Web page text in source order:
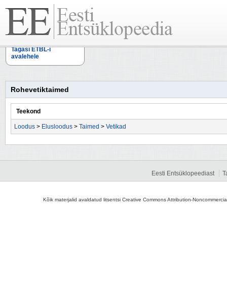
Tagasi ETBL-i
avalehele
Rohevetiktaimed
Teekond
Loodus > Elusloodus > Taimed > Vetikad
Eesti Entsüklopeediast
Kõik materjalid avaldatud litsentsi Creative Commons Attribution-